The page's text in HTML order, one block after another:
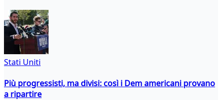
Stati Uniti
Più progressisti, ma divisi: così i Dem americani provano
a ripartire